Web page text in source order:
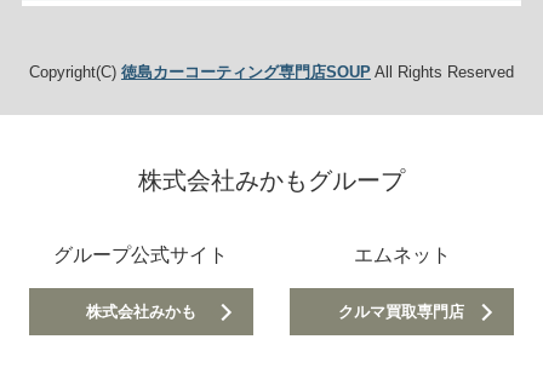
Copyright(C) 徳島カーコーティング専門店SOUPAll Rights Reserved
株式会社みかもグループ
グループ公式サイト
株式会社みかも
エムネット
クルマ買取専門店